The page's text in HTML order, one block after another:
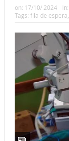
on: 17/10/ 2024 In:
Tags: fila de espera,